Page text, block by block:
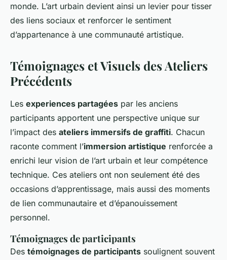
monde. L’art urbain devient ainsi un levier pour tisser
des liens sociaux et renforcer le sentiment
d’appartenance à une communauté artistique.
Témoignages et Visuels des Ateliers
Précédents
Les experiences partagées par les anciens
participants apportent une perspective unique sur
l’impact des ateliers immersifs de graffiti. Chacun
raconte comment l’immersion artistique renforcée a
enrichi leur vision de l’art urbain et leur compétence
technique. Ces ateliers ont non seulement été des
occasions d’apprentissage, mais aussi des moments
de lien communautaire et d’épanouissement
personnel.
Témoignages de participants
Des témoignages de participants soulignent souvent